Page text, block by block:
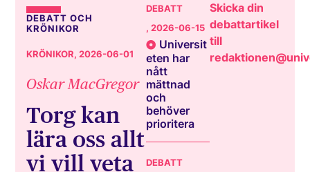
DEBATT OCH
KRÖNIKOR
KRÖNIKOR, 2026-06-01
Oskar MacGregor
Torg kan
lära oss allt
vi vill veta
DEBATT
, 2026-06-15
Universit
eten har
nått
mättnad
och
behöver
prioritera
DEBATT
Skicka din
debattartikel
till